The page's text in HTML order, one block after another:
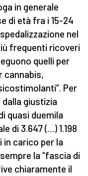
in generale
di età fra i 15-24
nel
frequenti ricoveri
quelli per
cannabis,
Per
giustizia
quasi duemila
di 3.647 (…) 1.198
carico per la
la “fascia di
chiaramente il